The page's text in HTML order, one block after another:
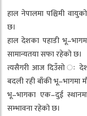
हाल नेपालमा पश्चिमी
छ।
हाल देशका पहाडी
सामान्यतया सफा रहेको छ।
त्यसैगरी आज दिउँसो ः
बदली रही बाँकी भू–भागमा
भू–भागका एक–दुई
सम्भावना रहेको छ।